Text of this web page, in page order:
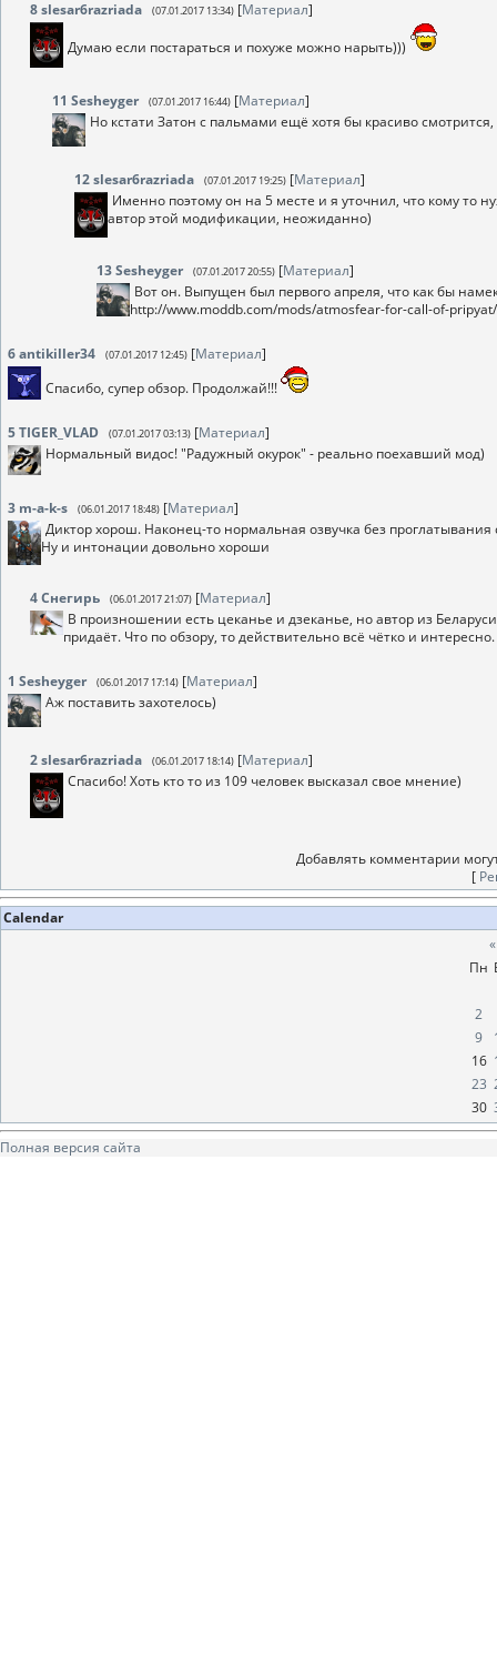
8slesar6razriada (07.01.2017 13:34) [Материал]
Думаю если постараться и похуже можно нарыть)))
11 Sesheyger (07.01.2017 16:44) [Материал]
Но кстати Затон с пальмами ещё хотя бы красиво
12slesar6razriada (07.01.2017 19:25) [Материал]
Именно поэтому он на 5 месте и я уточнил, что кому то
автор этой модификации, неожиданно)
13Sesheyger (07.01.2017 20:55) [Материал]
Вот он. Выпущен был первого апреля, что как бы
http://www.moddb.com/mods/atmosfear-for-call-of-
6antikiller34 (07.01.2017 12:45) [Материал]
Спасибо, супер обзор. Продолжай!!!
5TIGER_VLAD (07.01.2017 03:13) [Материал]
Нормальный видос! "Радужный окурок" - реально поехавший мод)
3 m-a-k-s (06.01.2017 18:48) [Материал]
Диктор хорош. Наконец-то нормальная озвучка без
Ну и интонации довольно хороши
4Снегирь (06.01.2017 21:07) [Материал]
В произношении есть цеканье и дзеканье, но автор из
придаёт. Что по обзору, то действительно всё чётко и интересно.
1 Sesheyger (06.01.2017 17:14) [Материал]
Аж поставить захотелось)
2slesar6razriada (06.01.2017 18:14) [Материал]
Спасибо! Хоть кто то из 109 человек высказал свое мнение)
Добавлять комментарии
[
Calendar
«
Пн
2
9
16
23
30
Полная версия сайта